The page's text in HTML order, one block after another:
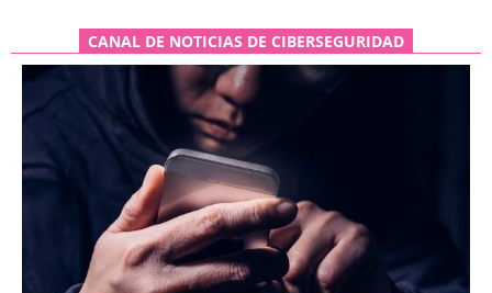
CANAL DE NOTICIAS DE CIBERSEGURIDAD